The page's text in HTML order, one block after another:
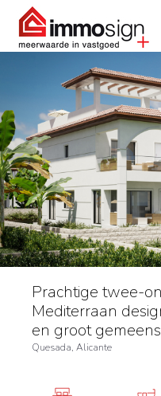
Prachtige twee-
Mediterraan
en groot
Quesada, Alicante